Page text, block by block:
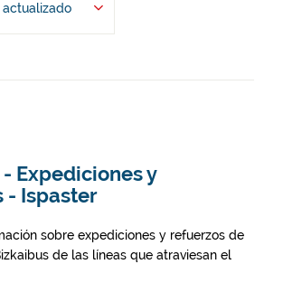
actualizado
Expediciones y
- Ispaster
sobre expediciones y refuerzos de
de las líneas que atraviesan el